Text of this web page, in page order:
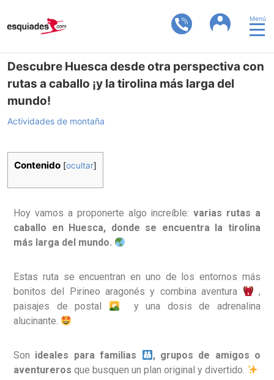
Menú
Descubre Huesca desde otra perspectiva con
rutas a caballo ¡y la tirolina más larga del
mundo!
Actividades de montaña
Contenido [ocultar]
Hoy vamos a proponerte algo increíble:varias rutas a
caballo en Huesca, donde se encuentra la tirolina
más larga del mundo.
Estas ruta se encuentran en uno de los entornos más
bonitos del Pirineo aragonés y combina aventura
,
paisajes de postal
y una dosis de adrenalina
alucinante.
Son ideales para familias
, grupos de amigos o
aventureros que busquen un plan original y divertido.